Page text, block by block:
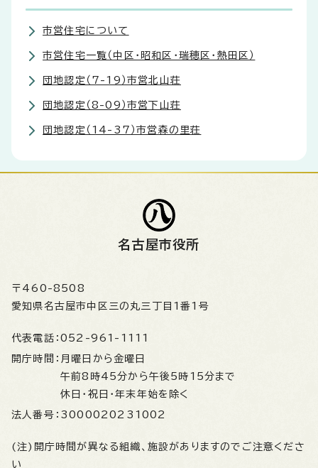
市営住宅について
市営住宅一覧（中区・昭和区・瑞穂区・熱田区）
団地認定（7-19）市営北山荘
団地認定（8-09）市営下山荘
団地認定（14-37）市営森の里荘
名古屋市役所
〒460-8508
愛知県名古屋市中区三の丸三丁目1番1号
代表電話： 052-961-1111
開庁時間： 月曜日から金曜日
午前8時45分から午後5時15分まで
休日・祝日・年末年始を除く
法人番号： 3000020231002
(注)開庁時間が異なる組織、施設がありますのでご注意くださ
い